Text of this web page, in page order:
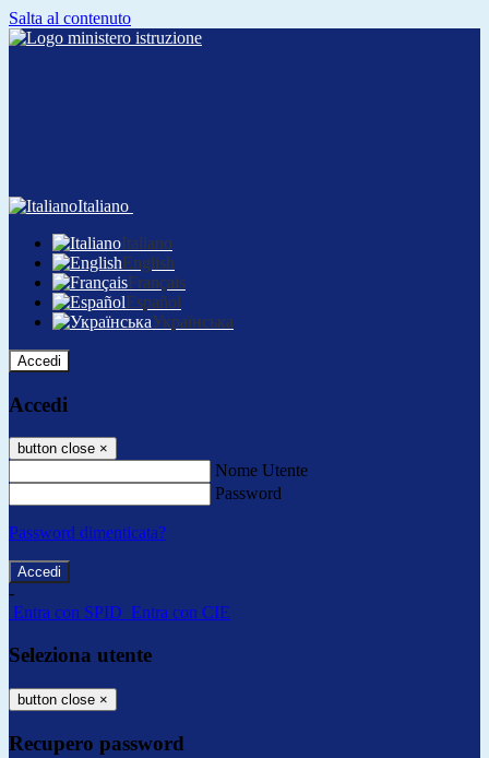
Salta al contenuto
Italiano
Italiano
English
Français
Español
Українська
Accedi
Accedi
button close ×
Nome Utente
Password
Password dimenticata?
-
Entra con SPID Entra con CIE
Seleziona utente
button close ×
Recupero password